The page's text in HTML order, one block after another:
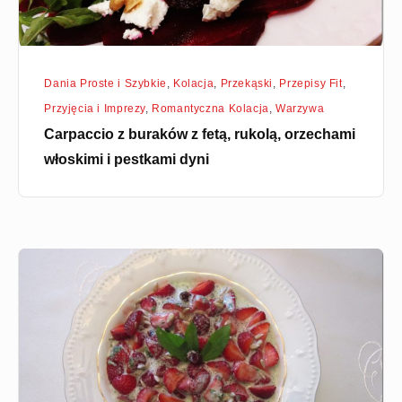
i
pestkami
Dania Proste i Szybkie , Kolacja, Przekąski , Przepisy Fit,
Przyjęcia i Imprezy, Romantyczna Kolacja,Warzywa
Carpaccio z buraków z fetą, rukolą, orzechami
włoskimi i pestkami dyni
truskawkowa
miętowym